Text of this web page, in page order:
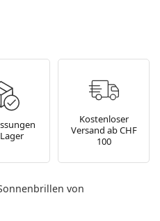
Kostenloser
Versand ab CHF
100
von